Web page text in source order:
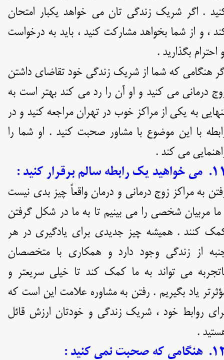
. اگر شریک زندگی تان می خواهد یکبار امتحان
، و از شما بخواهد مشارکت کنید ، باید به درخواست
احترام بگذارید .
هنگامی که شما از شریک زندگی خود تقاضای داشتن
درمانی می کنید و او آن را رد می کند بهتر است به
به یکی از مراکز خوب در تهران مراجعه کنید و در
با این موضوع با مشاور صحبت کنید . او شما را
می کند .
رابطه سالم برقرار کنید :
به مراکز زوج درمانی و درمان واقعاً چیز بدی نیست
ما مربیان شخصی را می بینیم تا به ما در شکل گرفتن
کنند . همیشه چیز جدیدی برای یادگیری در هر
از زندگی وجود دارد و همکاری با متخصصان
می تواند به ما کمک کند تا خیلی سریعتر و
یاد بگیریم . رفتن به مشاوره علامت این است که
روابط خود ، شریک زندگی و خودتان ارزش قائل
.
که صحبت نمی کنید :